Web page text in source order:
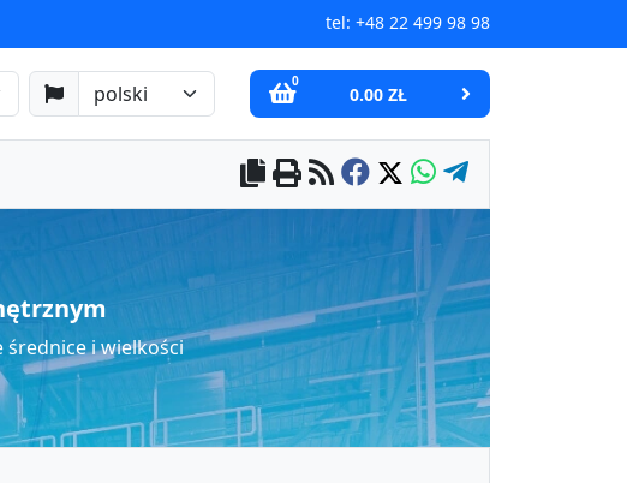
tel: +48 22 499 98 98
0
0.00 ZŁ
i wielkości